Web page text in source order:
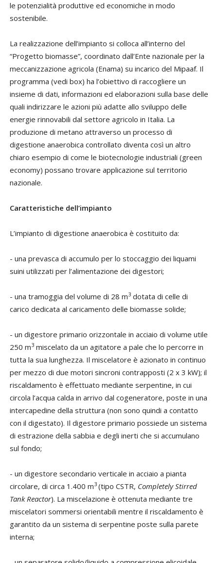
le potenzialità produttive ed economiche in modo
sostenibile.
La realizzazione dell’impianto si colloca all’interno del
“Progetto biomasse”, coordinato dall’Ente nazionale per la
meccanizzazione agricola (Enama) su incarico del Mipaaf. Il
programma (vedi box) ha l’obiettivo di raccogliere un
insieme di dati, informazioni ed elaborazioni sulla base delle
quali indirizzare le azioni più adatte allo sviluppo delle
energie rinnovabili dal settore agricolo in Italia. La
produzione di metano attraverso un processo di
digestione anaerobica controllato diventa così un altro
chiaro esempio di come le biotecnologie industriali (green
economy) possano trovare applicazione sul territorio
nazionale.
Caratteristiche dell’impianto
L’impianto di digestione anaerobica è costituito da:
- una prevasca di accumulo per lo stoccaggio dei liquami
suini utilizzati per l’alimentazione dei digestori;
- una tramoggia del volume di 28 m3 dotata di celle di
carico dedicata al caricamento delle biomasse solide;
- un digestore primario orizzontale in acciaio di volume utile
250 m3 miscelato da un agitatore a pale che lo percorre in
tutta la sua lunghezza. Il miscelatore è azionato in continuo
per mezzo di due motori sincroni contrapposti (2 x 3 kW); il
riscaldamento è effettuato mediante serpentine, in cui
circola l’acqua calda in arrivo dal cogeneratore, poste in una
intercapedine della struttura (non sono quindi a contatto
con il digestato). Il digestore primario possiede un sistema
di estrazione della sabbia e degli inerti che si accumulano
sul fondo;
- un digestore secondario verticale in acciaio a pianta
circolare, di circa 1.400 m3 (tipo CSTR, Completely Stirred
Tank Reactor). La miscelazione è ottenuta mediante tre
miscelatori sommersi orientabili mentre il riscaldamento è
garantito da un sistema di serpentine poste sulla parete
interna;